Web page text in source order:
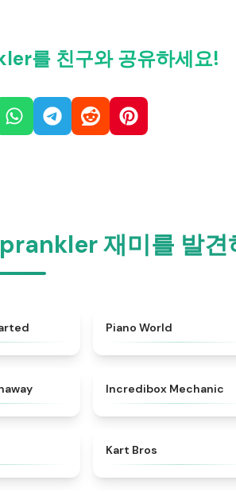
를 친구와 공유하세요!
재미를 발견
Piano World
Incredibox Mechanic
Kart Bros